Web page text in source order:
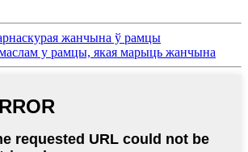
жанчына ў рамцы
у рамцы, якая марыць жанчына